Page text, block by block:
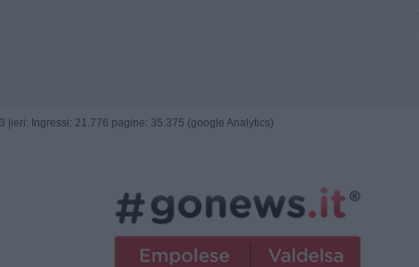
| ieri: Ingressi: 21.776 pagine: 35.375 (google Analytics)